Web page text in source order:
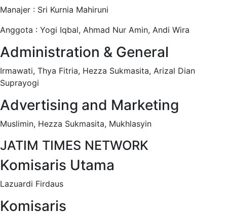
Manajer : Sri Kurnia Mahiruni
Anggota : Yogi Iqbal, Ahmad Nur Amin, Andi Wira
Administration & General
Irmawati, Thya Fitria, Hezza Sukmasita, Arizal Dian
Suprayogi
Advertising and Marketing
Muslimin, Hezza Sukmasita, Mukhlasyin
JATIM TIMES NETWORK
Komisaris Utama
Lazuardi Firdaus
Komisaris